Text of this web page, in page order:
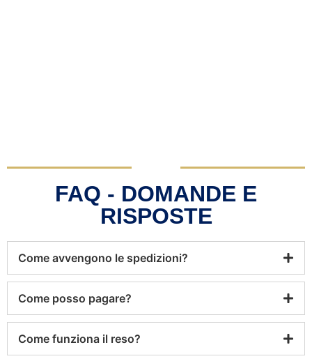
FAQ - DOMANDE E
RISPOSTE
Come avvengono le spedizioni?
Come posso pagare?
Come funziona il reso?